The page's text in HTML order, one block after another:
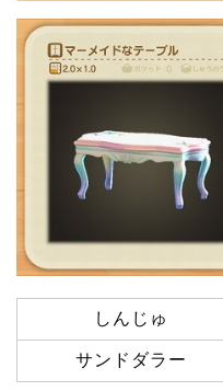
しんじゅ
サンドダラー